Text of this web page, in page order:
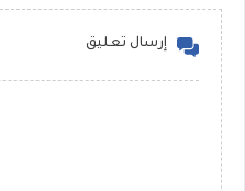
إرسال تعليق